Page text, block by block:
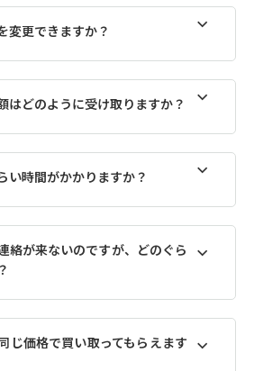
変更できますか？
はどのように受け取りますか？
い時間がかかりますか？
絡が来ないのですが、どのぐら
じ価格で買い取ってもらえます